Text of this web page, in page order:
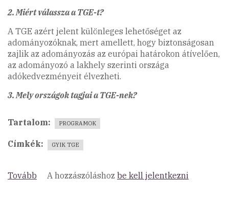
2. Miért válassza a TGE-t?
A TGE azért jelent különleges lehetőséget az
adományozóknak, mert amellett, hogy biztonságosan
zajlik az adományozás az európai határokon átívelően,
az adományozó a lakhely szerinti országa
adókedvezményeit élvezheti.
3. Mely országok tagjai a TGE-nek?
Tartalom PROGRAMOK
Címkék GYIK TGE
Tovább (Gyakori
A hozzászóláshoz be kell jelentkezni